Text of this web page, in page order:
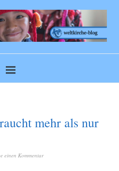
mehr als nur
einen Kommentar